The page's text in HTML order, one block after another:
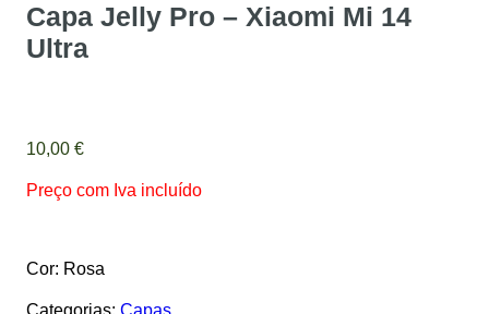
Capa Jelly Pro – Xiaomi Mi 14
Ultra
10,00 €
Preço com Iva incluído
Cor: Rosa
Categorias: Capas